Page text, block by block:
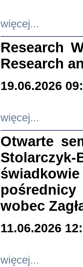
więcej...
Research
Research
19.06.2026
więcej...
Otwarte
wobec
11.06.2026
więcej...